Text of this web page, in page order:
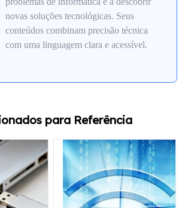
novas soluções tecnológicas. Seus
conteúdos combinam precisão técnica
com uma linguagem clara e acessível.
para Referência